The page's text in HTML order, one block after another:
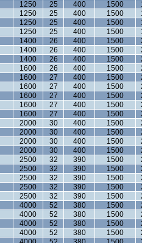
1250 25 400 1500
1250 25 400 1500
1250 25 400 1500
1250 25 400 1500
1400 26 400 1500
1400 26 400 1500
1400 26 400 1500
1600 26 400 1500
1600 27 400 1500
1600 27 400 1500
1600 27 400 1500
1600 27 400 1500
1600 27 400 1500
2000 30 400 1500
2000 30 400 1500
2000 30 400 1500
2000 30 400 1500
2500 32 390 1500
2500 32 390 1500
2500 32 390 1500
2500 32 390 1500
2500 32 390 1500
4000 52 380 1500
4000 52 380 1500
4000 52 380 1500
4000 52 380 1500